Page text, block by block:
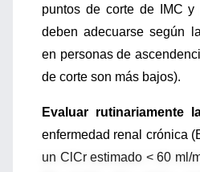
puntos de corte de IMC y
deben adecuarse según
en personas de
de corte son más bajos).
Evaluar rutinariamente
enfermedad renal crónica
un ClCr estimado < 60 ml/